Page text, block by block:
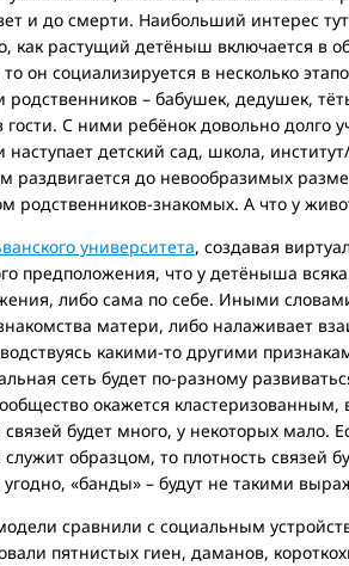
и до смерти. Наибольший интерес
как растущий детёныш включается в
он социализируется в несколько
родственников – бабушек, дедушек,
гости. С ними ребёнок довольно долго
детский сад, школа,
раздвигается до невообразимых
родственников-знакомых. А что у
университета, создавая
предположения, что у детёныша
либо сама по себе. Иными
матери, либо налаживает
какими-то другими
сеть будет по-разному
окажется
связей будет много, у некоторых мало.
служит образцом, то плотность связей
угодно, «банды» – будут не такими
сравнили с социальным
пятнистых гиен, даманов,